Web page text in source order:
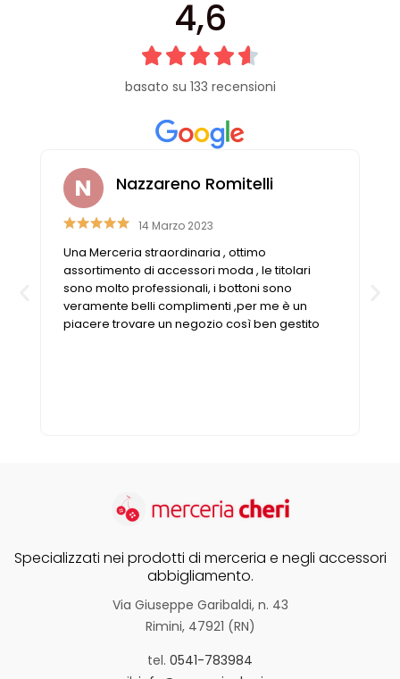
4,6
basato su 133 recensioni
Nazzareno Romitelli
14 Marzo 2023
Una Merceria straordinaria , ottimo
assortimento di accessori moda , le titolari
sono molto professionali, i bottoni sono
veramente belli complimenti ,per me è un
piacere trovare un negozio così ben gestito
Specializzati nei prodotti di merceria e negli accessori
abbigliamento.
Via Giuseppe Garibaldi, n. 43
Rimini, 47921 (RN)
tel. 0541-783984